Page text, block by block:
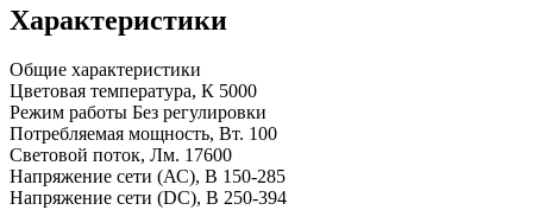
Характеристики
Общие характеристики
Цветовая температура, К 5000
Режим работы Без регулировки
Потребляемая мощность, Вт. 100
Световой поток, Лм. 17600
Напряжение сети (АС), В 150-285
Напряжение сети (DC), В 250-394